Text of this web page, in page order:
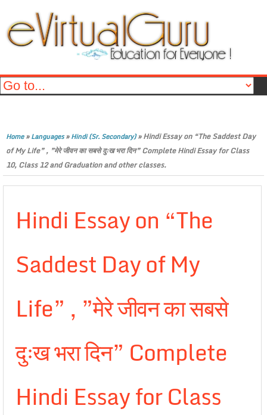
Home»Languages»Hindi (Sr. Secondary)»Hindi Essay on “The Saddest Day
of My Life” , ”मेरे जीवन का सबसे दुःख भरा दिन” Complete Hindi Essay for Class
10, Class 12 and Graduation and other classes.
Hindi Essay on “The
Saddest Day of My
Life” , ”मेरे जीवन का सबसे
दुःख भरा दिन” Complete
Hindi Essay for Class